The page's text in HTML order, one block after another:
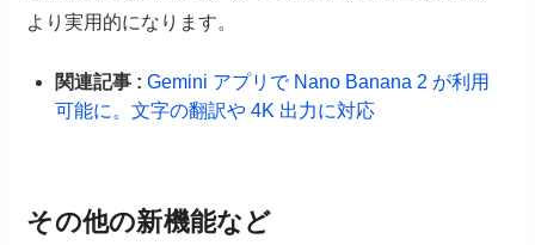
より実用的になります。
関連記事 : Gemini アプリで Nano Banana 2 が利用
可能に。文字の翻訳や 4K 出力に対応
その他の新機能など